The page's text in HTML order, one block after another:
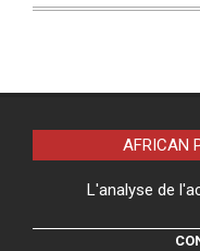
AFRICAN
L'analyse de